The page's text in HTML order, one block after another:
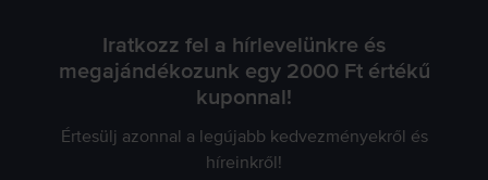
Iratkozz fel a hírlevelünkre és
megajándékozunk egy 2000 Ft értékű
kuponnal!
Értesülj azonnal a legújabb kedvezményekről és
híreinkről!